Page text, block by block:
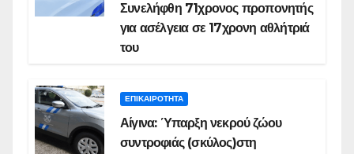
Συνελήφθη 71χρονος προπονητής
για ασέλγεια σε 17χρονη αθλήτριά
του
ΕΠΙΚΑΙΡΟΤΗΤΑ
Αίγινα: Ύπαρξη νεκρού ζώου
συντροφιάς (σκύλος)στη